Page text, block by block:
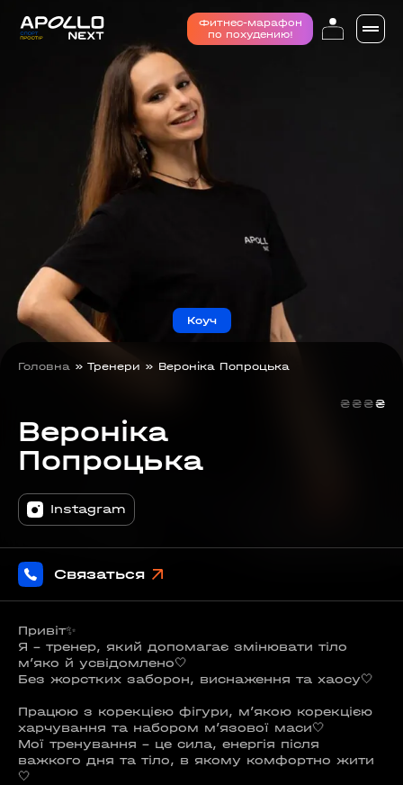
Фитнес-марафон
по похудению!
Коуч
Головна » Тренери » Вероніка Попроцька
₴
₴
₴
₴
Вероніка
Попроцька
Instagram
Связаться
Привіт✨
Я - тренер, який допомагає змінювати тіло
м’яко й усвідомлено🤍
Без жорстких заборон, виснаження та хаосу🤍
Працюю з корекцією фігури, м’якою корекцією
харчування та набором м’язової маси🤍
Мої тренування - це сила, енергія після
важкого дня та тіло, в якому комфортно жити
🤍